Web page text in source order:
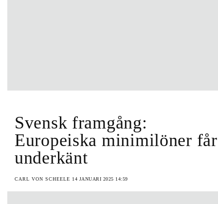
Svensk framgång:
Europeiska minimilöner får
underkänt
CARL VON SCHEELE 14 JANUARI 2025 14:59